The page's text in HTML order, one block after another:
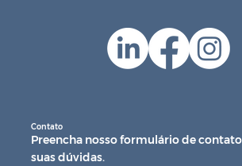
Contato
Preencha nosso formulário de
suas dúvidas.